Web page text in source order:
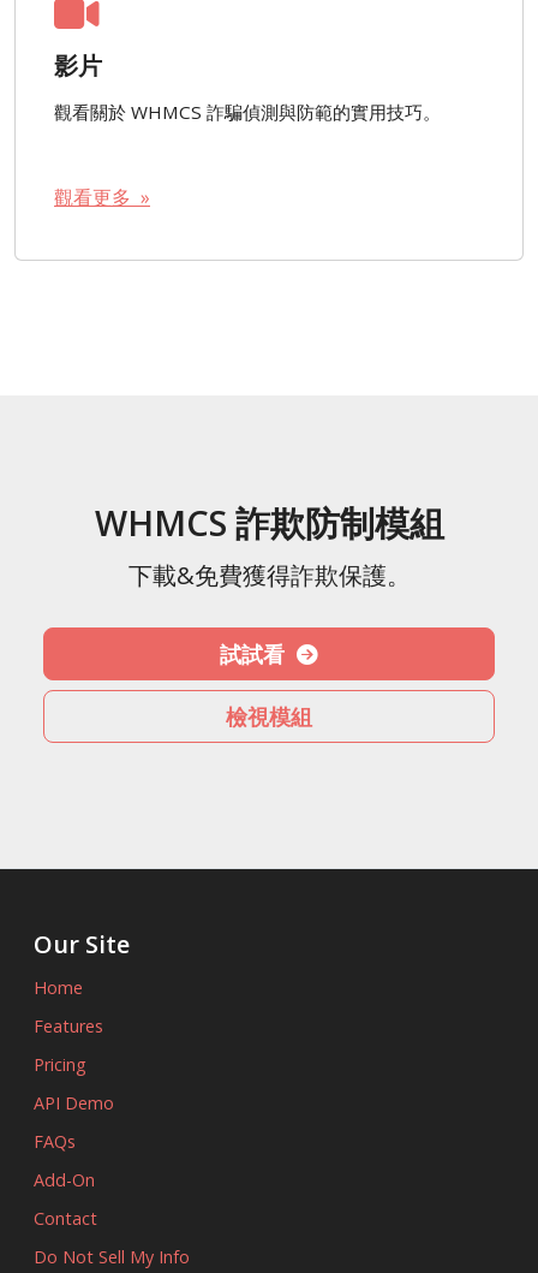
影片
觀看關於 WHMCS 詐騙偵測與防範的實用技巧。
觀看更多 »
WHMCS 詐欺防制模組
下載&免費獲得詐欺保護。
試試看
檢視模組
Our Site
Home
Features
Pricing
API Demo
FAQs
Add-On
Contact
Do Not Sell My Info